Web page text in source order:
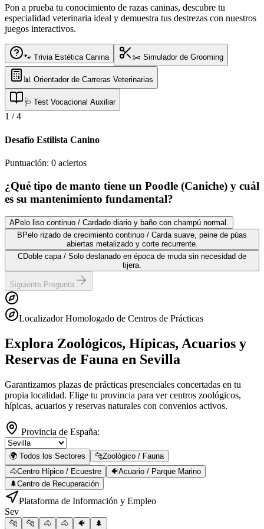
Pon a prueba tu conocimiento de razas caninas, descubre tu
especialidad veterinaria ideal y demuestra tus destrezas con nuestros
juegos interactivos.
🐾 Trivia Estética Canina ✂️ Simulador de Grooming
📊 Orientador de Carreras Veterinarias
🩺 Test Vocacional Auxiliar
1 /4
Desafío Estilista Canino
Puntuación: 0 aciertos
¿Qué tipo de manto tiene un Poodle (Caniche) y cuál
es su mantenimiento fundamental?
APelo liso continuo / Cardado diario y baño con champú normal.
B Pelo rizado de crecimiento continuo / Carda suave, peine de púas
abiertas metalizado y corte recurrente.
CDoble capa / Solo deslanado en época de muda sin necesidad de
tijera.
Siguiente Pregunta
Localizador Homologado de Centros de Prácticas
Explora Zoológicos, Hípicas, Acuarios y
Reservas de Fauna en Sevilla
Garantizamos plazas de prácticas presenciales concertadas en tu
propia localidad. Elige tu provincia para ver centros zoológicos,
hípicas, acuarios y reservas naturales con convenios activos.
Provincia de España:
🌍 Todos los Sectores 🐆Zoológico / Fauna
🐴Centro Hípico / Ecuestre 🐠Acuario / Parque Marino
🌲Centro de Recuperación
Plataforma de Información y Empleo
Sev
🐆 🐆 🐴 🐴 🐠 🌲